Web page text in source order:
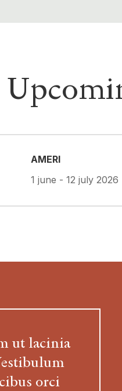
AMERI
1 june - 12 july 2026
ut lacinia
orci